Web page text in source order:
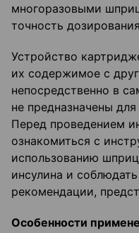
многоразовыми
точность
Устройство
их содержимое с
непосредственно в
не предназначены
Перед проведением
ознакомиться с
использованию
инсулина и
рекомендации,
Особенности